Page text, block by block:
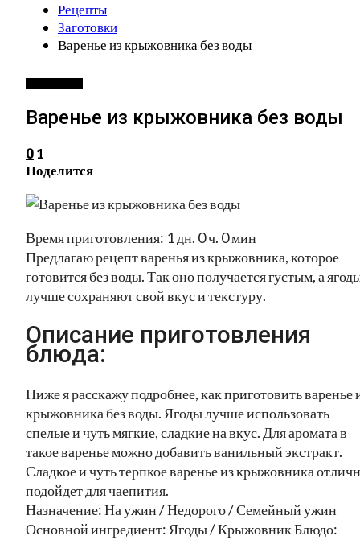
Рецепты
Заготовки
Варенье из крыжовника без воды
Варенье из крыжовника без воды
0 1
Поделится
Время приготовления: 1 дн. 0 ч. 0 мин
Предлагаю рецепт варенья из крыжовника, которое
готовится без воды. Так оно получается густым, а
лучше сохраняют свой вкус и текстуру.
Описание приготовления
блюда:
Ниже я расскажу подробнее, как приготовить варенье
крыжовника без воды. Ягоды лучше использовать
спелые и чуть мягкие, сладкие на вкус. Для аромата в
такое варенье можно добавить ванильный экстракт.
Сладкое и чуть терпкое варенье из крыжовника
подойдет для чаепития.
Назначение: На ужин / Недорого / Семейный ужин
Основной ингредиент: Ягоды / Крыжовник Блюдо: